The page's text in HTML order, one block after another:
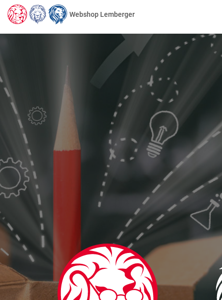
Webshop Lemberger